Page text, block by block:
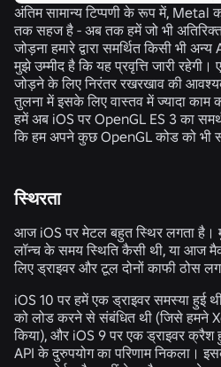
अंतिम सामान्य टिप्पणी के रूप में, Metal
तक सहज है - अब तक हमें जो भी अतिरिक्त
जोड़ना हमारे द्वारा समर्थित किसी भी
मुझे उम्मीद है कि यह प्रवृत्ति जारी
जोड़ने के लिए निरंतर रखरखाव की
तुलना में इसके लिए वास्तव में ज्यादा काम
हमें अब iOS पर OpenGL ES 3 का
कि हम अपने कुछ OpenGL कोड को भी
स्थिरता
आज iOS पर मेटल बहुत स्थिर लगता है।
लॉन्च के समय स्थिति कैसी थी, या आज
लिए ड्राइवर और टूल दोनों काफी ठोस
iOS 10 पर हमें एक ड्राइवर समस्या हुई
को लोड करने से संबंधित थी (जिसे हमने
किया), और iOS 9 पर एक ड्राइवर
API के दुरुपयोग का परिणाम निकला।